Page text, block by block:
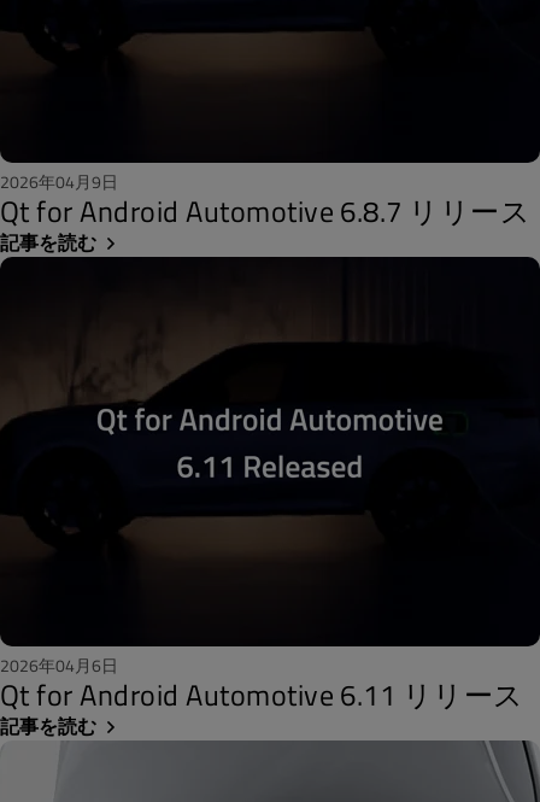
2026年04月9日
Qt for Android Automotive 6.8.7 リリース
記事を読む
2026年04月6日
Qt for Android Automotive 6.11 リリース
記事を読む